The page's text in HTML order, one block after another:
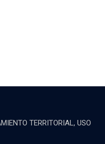
TERRITORIAL, USO